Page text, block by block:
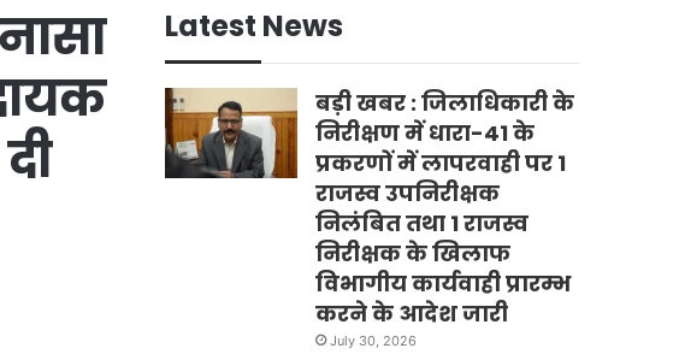
Latest News
बड़ी खबर : जिलाधिकारी के
निरीक्षण में धारा-41 के
प्रकरणों में लापरवाही पर 1
राजस्व उपनिरीक्षक
निलंबित तथा 1 राजस्व
निरीक्षक के खिलाफ
विभागीय कार्यवाही प्रारम्भ
करने के आदेश जारी
July 30, 2026